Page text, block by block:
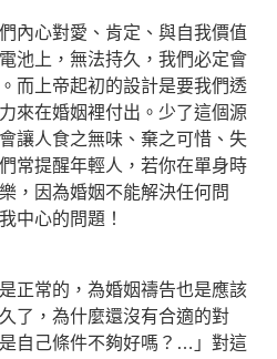
內心對愛、肯定、與自我價值
池上，無法持久，我們必定會
而上帝起初的設計是要我們透
來在婚姻裡付出。少了這個源
讓人食之無味、棄之可惜、失
常提醒年輕人，若你在單身時
，因為婚姻不能解決任何問
中心的問題！
正常的，為婚姻禱告也是應該
了，為什麼還沒有合適的對
自己條件不夠好嗎？…」對這